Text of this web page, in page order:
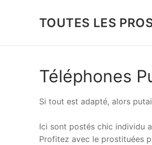
TOUTES LES
Téléphones
Si tout est adapté, alors
Ici sont postés chic individu
Profitez avec le prostituées